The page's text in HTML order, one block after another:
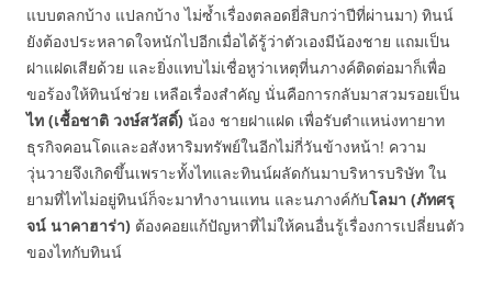
แบบตลกบ้าง แปลกบ้าง ไม่ซ้ำเรื่องตลอดยี่สิบกว่าปีที่ผ่านมา) ทินน์
ยังต้องประหลาดใจหนักไปอีกเมื่อได้รู้ว่าตัวเองมีน้องชาย แถมเป็น
ฝาแฝดเสียด้วย และยิ่งแทบไม่เชื่อหูว่าเหตุที่นภางค์ติดต่อมาก็เพื่อ
ขอร้องให้ทินน์ช่วย เหลือเรื่องสำคัญ นั่นคือการกลับมาสวมรอยเป็น
ไท (เชื้อชาติ วงษ์สวัสดิ์) น้อง ชายฝาแฝด เพื่อรับตำแหน่งทายาท
ธุรกิจคอนโดและอสังหาริมทรัพย์ในอีกไม่กี่วันข้างหน้า! ความ
วุ่นวายจึงเกิดขึ้นเพราะทั้งไทและทินน์ผลัดกันมาบริหารบริษัท ใน
ยามที่ไทไม่อยู่ทินน์ก็จะมาทำงานแทน และนภางค์กับโลมา (ภัทศรุ
จน์ นาคาฮาร่า) ต้องคอยแก้ปัญหาที่ไม่ให้คนอื่นรู้เรื่องการเปลี่ยนตัว
ของไทกับทินน์